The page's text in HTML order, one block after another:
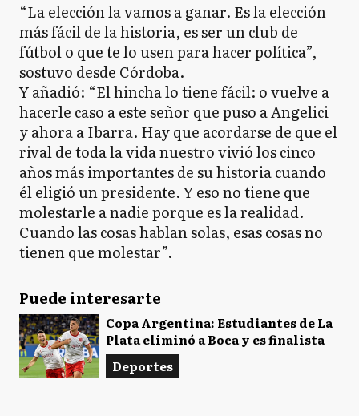
“La elección la vamos a ganar. Es la elección
más fácil de la historia, es ser un club de
fútbol o que te lo usen para hacer política”,
sostuvo desde Córdoba.
Y añadió: “El hincha lo tiene fácil: o vuelve a
hacerle caso a este señor que puso a Angelici
y ahora a Ibarra. Hay que acordarse de que el
rival de toda la vida nuestro vivió los cinco
años más importantes de su historia cuando
él eligió un presidente. Y eso no tiene que
molestarle a nadie porque es la realidad.
Cuando las cosas hablan solas, esas cosas no
tienen que molestar”.
Puede interesarte
Copa Argentina: Estudiantes de La
Plata eliminó a Boca y es finalista
Deportes